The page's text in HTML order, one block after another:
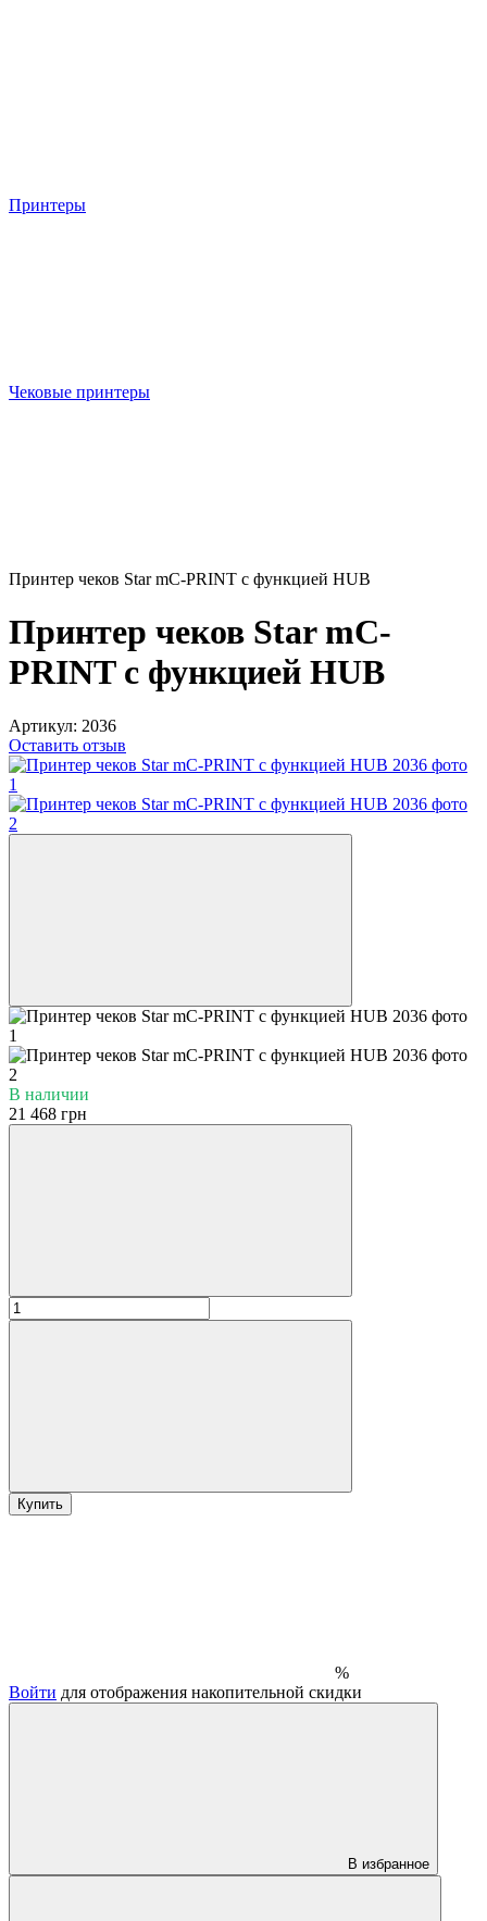
Принтеры
Чековые принтеры
Принтер чеков Star mC-PRINT с функцией HUB
Принтер чеков Star mC-
PRINT с функцией HUB
Артикул: 2036
Оставить отзыв
В наличии
21 468 грн
Купить
%
Войти для отображения накопительной скидки
В избранное